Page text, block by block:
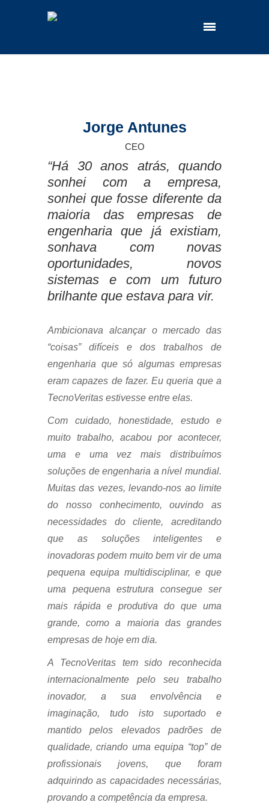
Jorge Antunes
CEO
“Há 30 anos atrás, quando
sonhei com a empresa,
sonhei que fosse diferente da
maioria das empresas de
engenharia que já existiam,
sonhava com novas
oportunidades, novos
sistemas e com um futuro
brilhante que estava para vir.
Ambicionava alcançar o mercado das
“coisas” difíceis e dos trabalhos de
engenharia que só algumas empresas
eram capazes de fazer. Eu queria que a
TecnoVeritas estivesse entre elas.
Com cuidado, honestidade, estudo e
muito trabalho, acabou por acontecer,
uma e uma vez mais distribuímos
soluções de engenharia a nível mundial.
Muitas das vezes, levando-nos ao limite
do nosso conhecimento, ouvindo as
necessidades do cliente, acreditando
que as soluções inteligentes e
inovadoras podem muito bem vir de uma
pequena equipa multidisciplinar, e que
uma pequena estrutura consegue ser
mais rápida e produtiva do que uma
grande, como a maioria das grandes
empresas de hoje em dia.
A TecnoVeritas tem sido reconhecida
internacionalmente pelo seu trabalho
inovador, a sua envolvência e
imaginação, tudo isto suportado e
mantido pelos elevados padrões de
qualidade, criando uma equipa “top” de
profissionais jovens, que foram
adquirindo as capacidades necessárias,
provando a competência da empresa.